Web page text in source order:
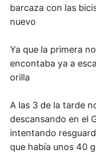
barcaza con las
nuevo
Ya que la primera
encontaba ya a
orilla
A las 3 de la tarde
descansando en el
intentando
que había unos 40